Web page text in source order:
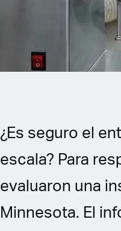
¿Es seguro el
escala? Para
evaluaron una
Minnesota. El